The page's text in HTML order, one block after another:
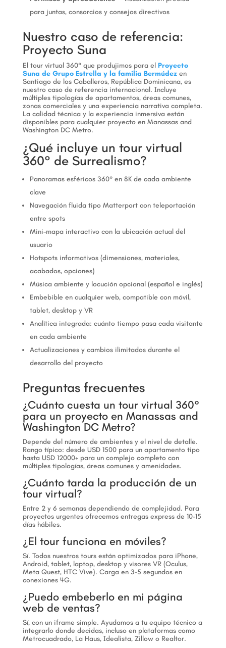
para juntas, consorcios y consejos directivos
Nuestro caso de referencia:
Proyecto Suna
El tour virtual 360° que produjimos para el Proyecto
Suna de Grupo Estrella y la familia Bermúdezen
Santiago de los Caballeros, República Dominicana, es
nuestro caso de referencia internacional. Incluye
múltiples tipologías de apartamentos, áreas comunes,
zonas comerciales y una experiencia narrativa completa.
La calidad técnica y la experiencia inmersiva están
disponibles para cualquier proyecto en Manassas and
Washington DC Metro.
¿Qué incluye un tour virtual
360° de Surrealismo?
Panoramas esféricos 360° en 8K de cada ambiente
clave
Navegación fluida tipo Matterport con teleportación
entre spots
Mini-mapa interactivo con la ubicación actual del
usuario
Hotspots informativos (dimensiones, materiales,
acabados, opciones)
Música ambiente y locución opcional (español e inglés)
Embebible en cualquier web, compatible con móvil,
tablet, desktop y VR
Analítica integrada: cuánto tiempo pasa cada visitante
en cada ambiente
Actualizaciones y cambios ilimitados durante el
desarrollo del proyecto
Preguntas frecuentes
¿Cuánto cuesta un tour virtual 360°
para un proyecto en Manassas and
Washington DC Metro?
Depende del número de ambientes y el nivel de detalle.
Rango típico: desde USD 1500 para un apartamento tipo
hasta USD 12000+ para un complejo completo con
múltiples tipologías, áreas comunes y amenidades.
¿Cuánto tarda la producción de un
tour virtual?
Entre 2 y 6 semanas dependiendo de complejidad. Para
proyectos urgentes ofrecemos entregas express de 10-15
días hábiles.
¿El tour funciona en móviles?
Sí. Todos nuestros tours están optimizados para iPhone,
Android, tablet, laptop, desktop y visores VR (Oculus,
Meta Quest, HTC Vive). Carga en 3-5 segundos en
conexiones 4G.
¿Puedo embeberlo en mi página
web de ventas?
Sí, con un iframe simple. Ayudamos a tu equipo técnico a
integrarlo donde decidas, incluso en plataformas como
Metrocuadrado, La Haus, Idealista, Zillow o Realtor.